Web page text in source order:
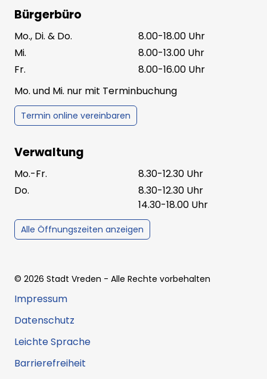
Bürgerbüro
Mo., Di. & Do.
8.00-18.00 Uhr
Mi.
8.00-13.00 Uhr
Fr.
8.00-16.00 Uhr
Mo. und Mi. nur mit Terminbuchung
Termin online vereinbaren
Verwaltung
Mo.-Fr.
8.30-12.30 Uhr
Do.
8.30-12.30 Uhr
14.30-18.00 Uhr
Alle Öffnungszeiten anzeigen
© 2026 Stadt Vreden - Alle Rechte vorbehalten
Impressum
Datenschutz
Leichte Sprache
Barrierefreiheit